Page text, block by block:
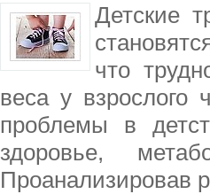
Детские
что
веса у взрослого
проблемы в
здоровье,
Проанализировав